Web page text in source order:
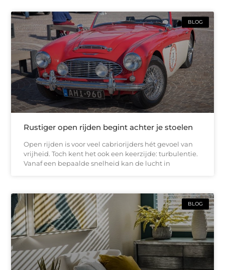
BLOG
Rustiger open rijden begint achter je stoelen
Open rijden is voor veel cabriorijders hét gevoel van
vrijheid. Toch kent het ook een keerzijde: turbulentie.
Vanaf een bepaalde snelheid kan de lucht in
BLOG